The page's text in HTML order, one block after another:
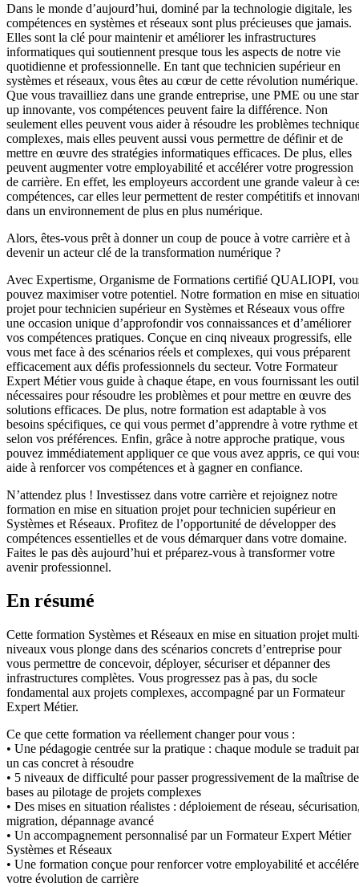
Dans le monde d’aujourd’hui, dominé par la technologie digitale, les
compétences en systèmes et réseaux sont plus précieuses que jamais.
Elles sont la clé pour maintenir et améliorer les infrastructures
informatiques qui soutiennent presque tous les aspects de notre vie
quotidienne et professionnelle. En tant que technicien supérieur en
systèmes et réseaux, vous êtes au cœur de cette révolution numérique.
Que vous travailliez dans une grande entreprise, une PME ou une
up innovante, vos compétences peuvent faire la différence. Non
seulement elles peuvent vous aider à résoudre les problèmes
complexes, mais elles peuvent aussi vous permettre de définir et de
mettre en œuvre des stratégies informatiques efficaces. De plus, elles
peuvent augmenter votre employabilité et accélérer votre progression
de carrière. En effet, les employeurs accordent une grande valeur à
compétences, car elles leur permettent de rester compétitifs et
dans un environnement de plus en plus numérique.
Alors, êtes-vous prêt à donner un coup de pouce à votre carrière et à
devenir un acteur clé de la transformation numérique ?
Avec Expertisme, Organisme de Formations certifié QUALIOPI,
pouvez maximiser votre potentiel. Notre formation en mise en
projet pour technicien supérieur en Systèmes et Réseaux vous offre
une occasion unique d’approfondir vos connaissances et d’améliorer
vos compétences pratiques. Conçue en cinq niveaux progressifs, elle
vous met face à des scénarios réels et complexes, qui vous préparent
efficacement aux défis professionnels du secteur. Votre Formateur
Expert Métier vous guide à chaque étape, en vous fournissant les
nécessaires pour résoudre les problèmes et pour mettre en œuvre des
solutions efficaces. De plus, notre formation est adaptable à vos
besoins spécifiques, ce qui vous permet d’apprendre à votre rythme et
selon vos préférences. Enfin, grâce à notre approche pratique, vous
pouvez immédiatement appliquer ce que vous avez appris, ce qui
aide à renforcer vos compétences et à gagner en confiance.
N’attendez plus ! Investissez dans votre carrière et rejoignez notre
formation en mise en situation projet pour technicien supérieur en
Systèmes et Réseaux. Profitez de l’opportunité de développer des
compétences essentielles et de vous démarquer dans votre domaine.
Faites le pas dès aujourd’hui et préparez-vous à transformer votre
avenir professionnel.
En résumé
Cette formation Systèmes et Réseaux en mise en situation projet
niveaux vous plonge dans des scénarios concrets d’entreprise pour
vous permettre de concevoir, déployer, sécuriser et dépanner des
infrastructures complètes. Vous progressez pas à pas, du socle
fondamental aux projets complexes, accompagné par un Formateur
Expert Métier.
Ce que cette formation va réellement changer pour vous :
• Une pédagogie centrée sur la pratique : chaque module se traduit par
un cas concret à résoudre
• 5 niveaux de difficulté pour passer progressivement de la maîtrise
bases au pilotage de projets complexes
• Des mises en situation réalistes : déploiement de réseau,
migration, dépannage avancé
• Un accompagnement personnalisé par un Formateur Expert Métier
Systèmes et Réseaux
• Une formation conçue pour renforcer votre employabilité et
votre évolution de carrière